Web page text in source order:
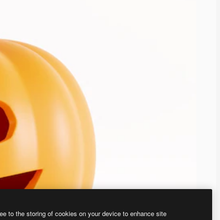
to the storing of cookies on your device to enhance site